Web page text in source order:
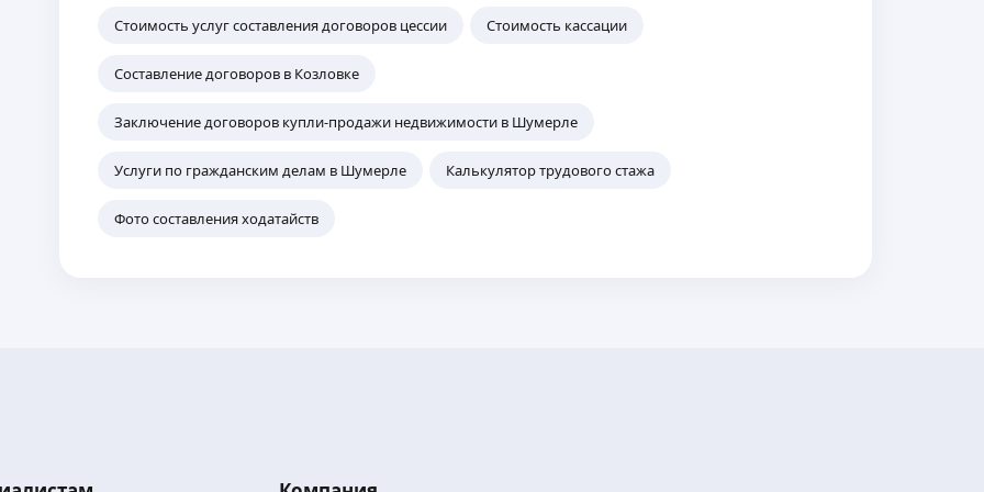
Стоимость услуг составления договоров цессии Стоимость кассации
Составление договоров в Козловке
Заключение договоров купли-продажи недвижимости в Шумерле
Услуги по гражданским делам в Шумерле Калькулятор трудового стажа
Фото составления ходатайств